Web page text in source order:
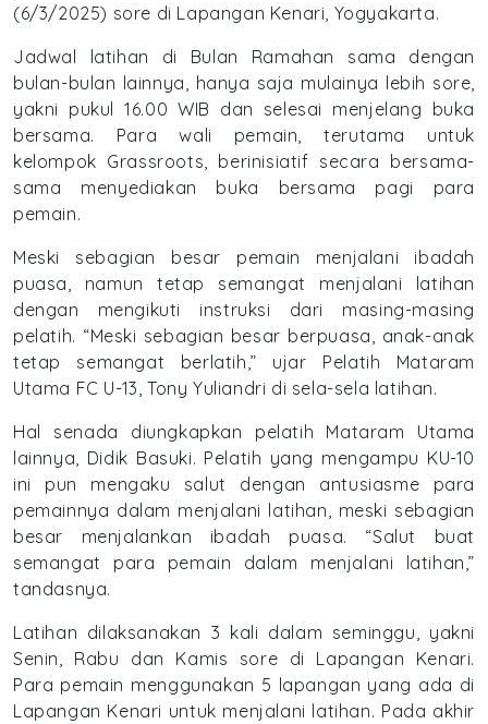
(6/3/2025) sore di Lapangan Kenari, Yogyakarta.
Jadwal latihan di Bulan Ramahan sama dengan
bulan-bulan lainnya, hanya saja mulainya lebih sore,
yakni pukul 16.00 WIB dan selesai menjelang buka
bersama. Para wali pemain, terutama untuk
kelompok Grassroots, berinisiatif secara bersama-
sama menyediakan buka bersama pagi para
pemain.
Meski sebagian besar pemain menjalani ibadah
puasa, namun tetap semangat menjalani latihan
dengan mengikuti instruksi dari masing-masing
pelatih. “Meski sebagian besar berpuasa, anak-anak
tetap semangat berlatih,” ujar Pelatih Mataram
Utama FC U-13, Tony Yuliandri di sela-sela latihan.
Hal senada diungkapkan pelatih Mataram Utama
lainnya, Didik Basuki. Pelatih yang mengampu KU-10
ini pun mengaku salut dengan antusiasme para
pemainnya dalam menjalani latihan, meski sebagian
besar menjalankan ibadah puasa. “Salut buat
semangat para pemain dalam menjalani latihan,”
tandasnya.
Latihan dilaksanakan 3 kali dalam seminggu, yakni
Senin, Rabu dan Kamis sore di Lapangan Kenari.
Para pemain menggunakan 5 lapangan yang ada di
Lapangan Kenari untuk menjalani latihan. Pada akhir